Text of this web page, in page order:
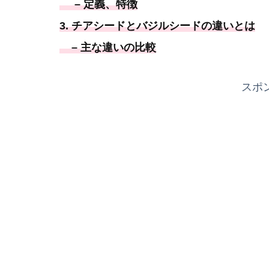
– 定義、特徴
3. チアシードとバジルシードの違いとは
– 主な違いの比較
スポ